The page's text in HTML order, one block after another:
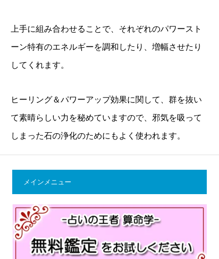
上手に組み合わせることで、それぞれのパワースト
ーン特有のエネルギーを調和したり、増幅させたり
してくれます。
ヒーリング＆パワーアップ効果に関して、群を抜い
て素晴らしい力を秘めていますので、邪気を吸って
しまった石の浄化のためにもよく使われます。
メインメニュー